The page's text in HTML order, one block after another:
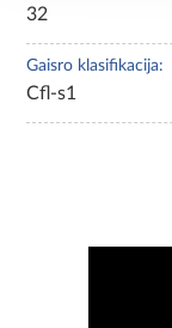
32
Gaisro klasifikacija:
Cfl-s1